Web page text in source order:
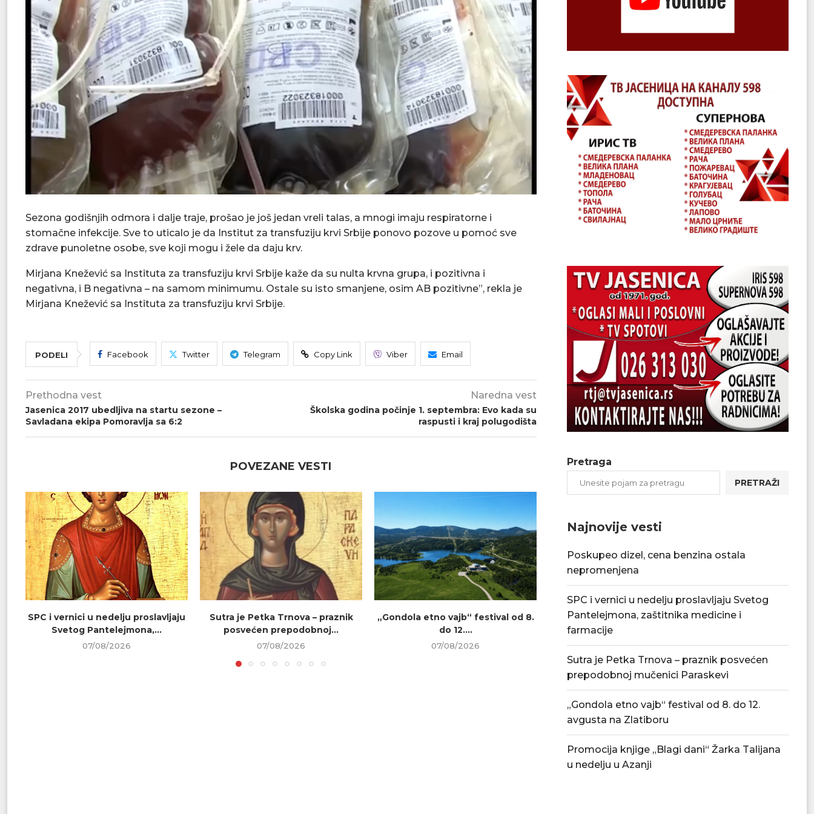
Sezona godišnjih odmora i dalje traje, prošao je još jedan vreli talas, a mnogi imaju respiratorne i
stomačne infekcije. Sve to uticalo je da Institut za transfuziju krvi Srbije ponovo pozove u pomoć sve
zdrave punoletne osobe, sve koji mogu i žele da daju krv.
Mirjana Knežević sa Instituta za transfuziju krvi Srbije kaže da su nulta krvna grupa, i pozitivna i
negativna, i B negativna – na samom minimumu. Ostale su isto smanjene, osim AB pozitivne”, rekla je
Mirjana Knežević sa Instituta za transfuziju krvi Srbije.
PODELI Facebook Twitter Telegram Copy Link Viber Email
Prethodna vest
Jasenica 2017 ubedljiva na startu sezone –
Savladana ekipa Pomoravlja sa 6:2
Naredna vest
Školska godina počinje 1. septembra: Evo kada su
raspusti i kraj polugodišta
POVEZANE VESTI
SPC i vernici u nedelju proslavljaju
Svetog Pantelejmona,...
07/08/2026
Sutra je Petka Trnova – praznik
posvećen prepodobnoj...
07/08/2026
„Gondola etno vajb“ festival od 8.
do 12....
07/08/2026
Tradicionalna Azanjska pogačijada
8. avgusta
07/08/2026
PU „Čika Jova
07/08/
Pretraga
PRETRAŽI
Najnovije vesti
Poskupeo dizel, cena benzina ostala
nepromenjena
SPC i vernici u nedelju proslavljaju Svetog
Pantelejmona, zaštitnika medicine i
farmacije
Sutra je Petka Trnova – praznik posvećen
prepodobnoj mučenici Paraskevi
„Gondola etno vajb“ festival od 8. do 12.
avgusta na Zlatiboru
Promocija knjige „Blagi dani“ Žarka Talijana
u nedelju u Azanji